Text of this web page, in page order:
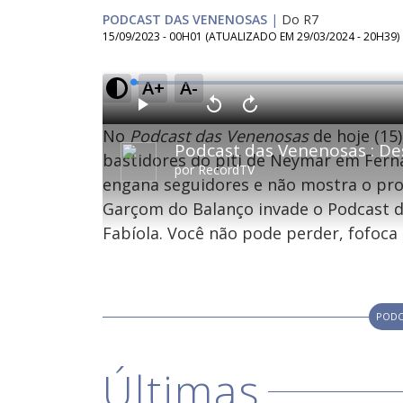
PODCAST DAS VENENOSAS | Do R7
15/09/2023 - 00H01 (ATUALIZADO EM 29/03/2024 - 20H39)
A+ A-
porRecordTV
P
l
a
y
V
o
l
t
a
1
0
s
e
g
u
d
A
v
a
n
ç
a
r
1
0
e
g
n
d
L
o
a
d
e
d
:
0
.
9
%
No Podcast das Venenosas de hoje
bastidores do piti de Neymar em
engana seguidores e não mostra o
Garçom do Balanço invade o Podcast
Fabíola. Você não pode perder,
Últimas